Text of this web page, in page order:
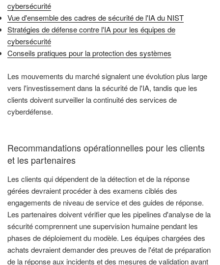
cybersécurité
Vue d'ensemble des cadres de sécurité de l'IA du NIST
Stratégies de défense contre l'IA pour les équipes de
cybersécurité
Conseils pratiques pour la protection des systèmes
Les mouvements du marché signalent une évolution plus large
vers l'investissement dans la sécurité de l'IA, tandis que les
clients doivent surveiller la continuité des services de
cyberdéfense.
Recommandations opérationnelles pour les clients
et les partenaires
Les clients qui dépendent de la détection et de la réponse
gérées devraient procéder à des examens ciblés des
engagements de niveau de service et des guides de réponse.
Les partenaires doivent vérifier que les pipelines d'analyse de la
sécurité comprennent une supervision humaine pendant les
phases de déploiement du modèle. Les équipes chargées des
achats devraient demander des preuves de l'état de préparation
de la réponse aux incidents et des mesures de validation avant